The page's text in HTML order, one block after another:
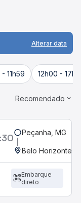
Alterar data
11h59 12h00 -
Recomendado
Peçanha, MG
Belo Horizonte,
Embarque
direto